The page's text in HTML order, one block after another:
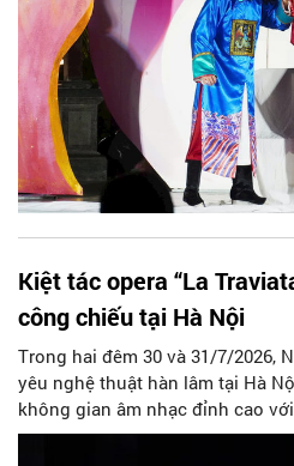
Kiệt tác opera “La
công chiếu tại Hà Nội
Trong hai đêm 30 và 31/7/2026,
yêu nghệ thuật hàn lâm tại Hà
không gian âm nhạc đỉnh cao
kinh điển “La Traviata”.